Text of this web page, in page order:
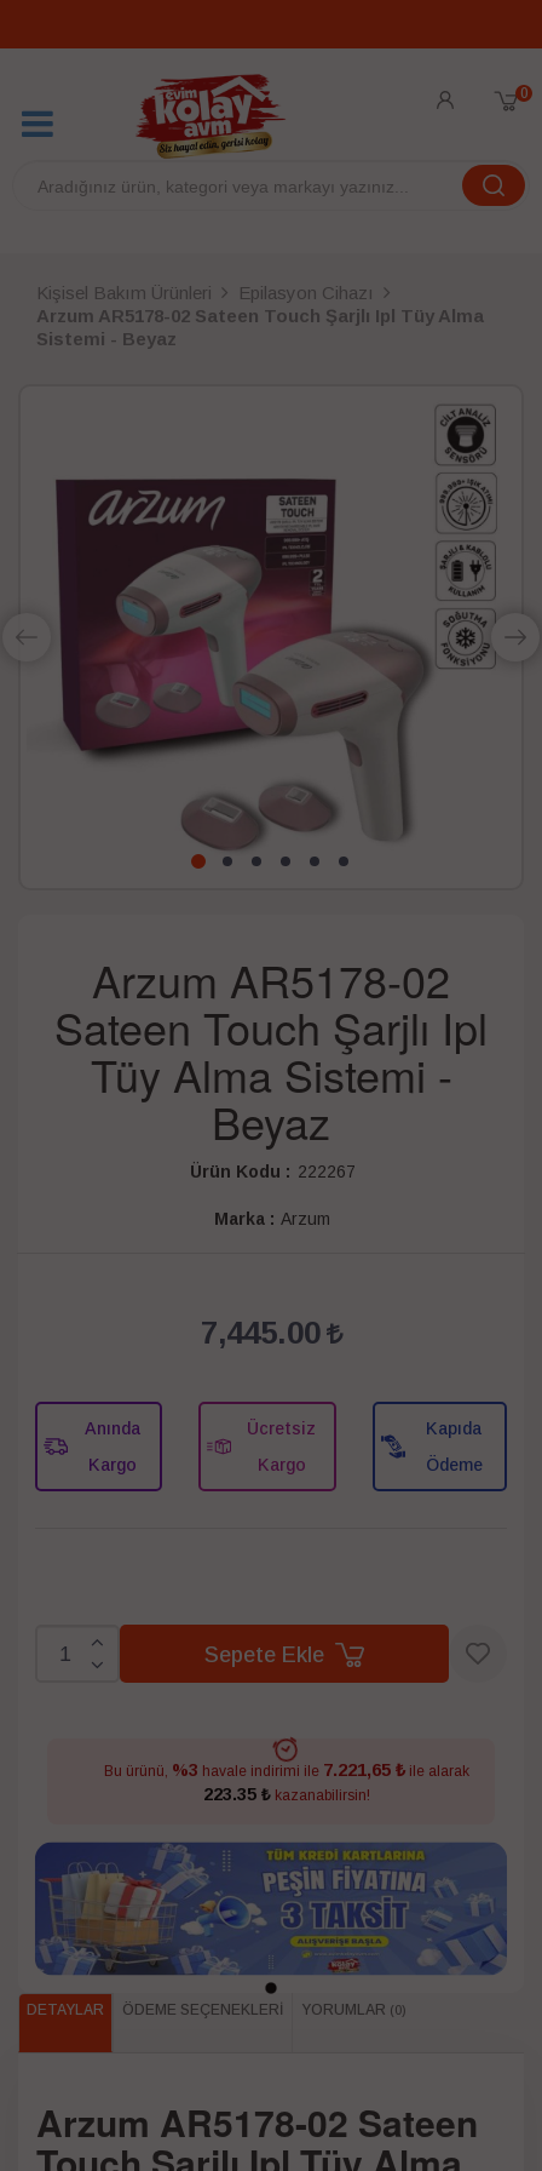
0
Kişisel Bakım Ürünleri
Epilasyon Cihazı
Arzum AR5178-02 Sateen Touch Şarjlı Ipl Tüy Alma
Sistemi - Beyaz
Arzum AR5178-02
Sateen Touch Şarjlı Ipl
Tüy Alma Sistemi -
Beyaz
Ürün Kodu : 222267
Marka : Arzum
7,445.00
Anında
Kargo
Ücretsiz
Kargo
Kapıda
Ödeme
Sepete Ekle
Bu ürünü, %3 havale indirimi ile 7.221,65 ₺ile alarak
223.35 ₺kazanabilirsin!
DETAYLAR ÖDEME SEÇENEKLERI YORUMLAR (0)
Arzum AR5178-02 Sateen